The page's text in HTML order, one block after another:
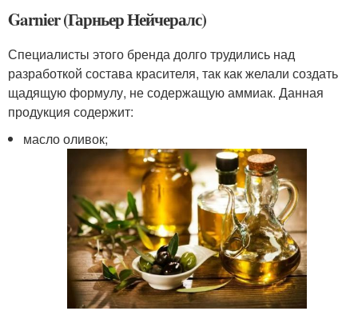
Garnier (Гарньер Нейчералс)
Специалисты этого бренда долго трудились над
разработкой состава красителя, так как желали создать
щадящую формулу, не содержащую аммиак. Данная
продукция содержит:
масло оливок;